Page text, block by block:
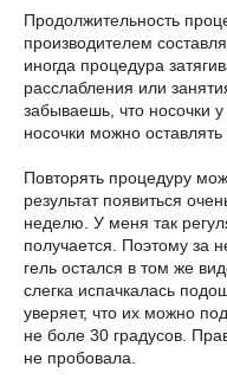
Продолжительность
производителем
иногда процедура
расслабления или
забываешь, что носочки
носочки можно
Повторять процедуру
результат появиться
неделю. У меня так
получается. Поэтому за
гель остался в том же
слегка испачкалась
уверяет, что их можно
не боле 30 градусов.
не пробовала.